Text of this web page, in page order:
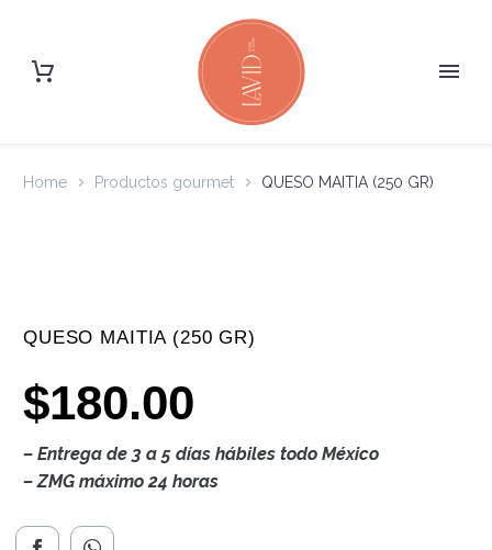
Home Productos gourmet QUESO MAITIA (250 GR)
QUESO MAITIA (250 GR)
$180.00
– Entrega de 3 a 5 días hábiles todo México
– ZMG máximo 24 horas